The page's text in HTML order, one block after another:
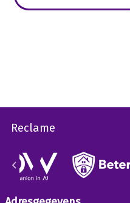
Reclame